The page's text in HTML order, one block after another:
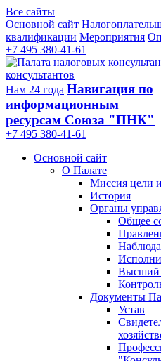
Все сайты
Основной сайт
квалификации Мероприятия
+7 495 380-41-61
консультантов
Нам 24 года Навигация по
информационным
ресурсам Союза "ПНК"
+7 495 380‑41‑61
Основной сайт
О Палате
Миссия цели
История
Органы
Общее
Высший
Документы
Устав